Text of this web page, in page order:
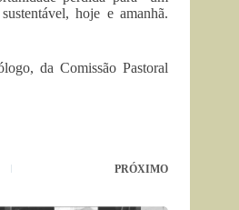
hoje e amanhã.
da Comissão Pastoral
PRÓXIMO